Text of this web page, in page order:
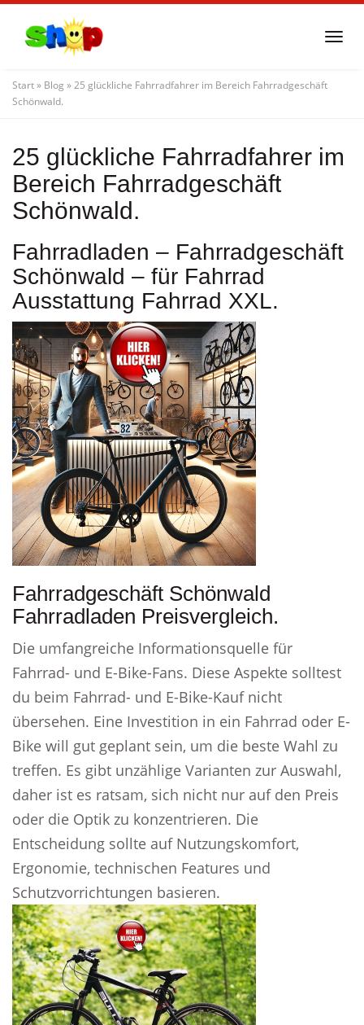
content
Start» Blog »25 glückliche Fahrradfahrer im Bereich Fahrradgeschäft
Schönwald.
25 glückliche Fahrradfahrer im
Bereich Fahrradgeschäft
Schönwald.
Fahrradladen – Fahrradgeschäft
Schönwald – für Fahrrad
Ausstattung Fahrrad XXL.
Fahrradgeschäft Schönwald
Fahrradladen Preisvergleich.
Die umfangreiche Informationsquelle für
Fahrrad- und E-Bike-Fans. Diese Aspekte solltest
du beim Fahrrad- und E-Bike-Kauf nicht
übersehen. Eine Investition in ein Fahrrad oder E-
Bike will gut geplant sein, um die beste Wahl zu
treffen. Es gibt unzählige Varianten zur Auswahl,
daher ist es ratsam, sich nicht nur auf den Preis
oder die Optik zu konzentrieren. Die
Entscheidung sollte auf Nutzungskomfort,
Ergonomie, technischen Features und
Schutzvorrichtungen basieren.